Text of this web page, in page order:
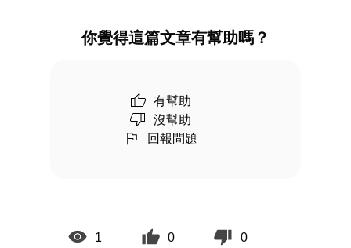
你覺得這篇文章有幫助嗎？
有幫助
沒幫助
回報問題
1 0 0